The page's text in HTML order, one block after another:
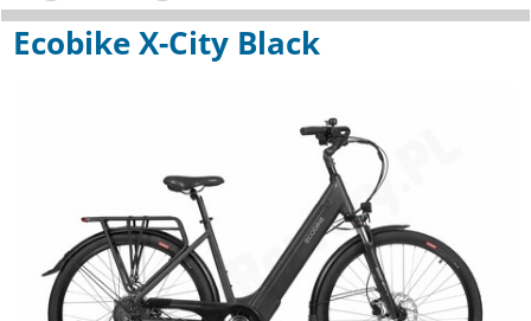
Ecobike X-City Black